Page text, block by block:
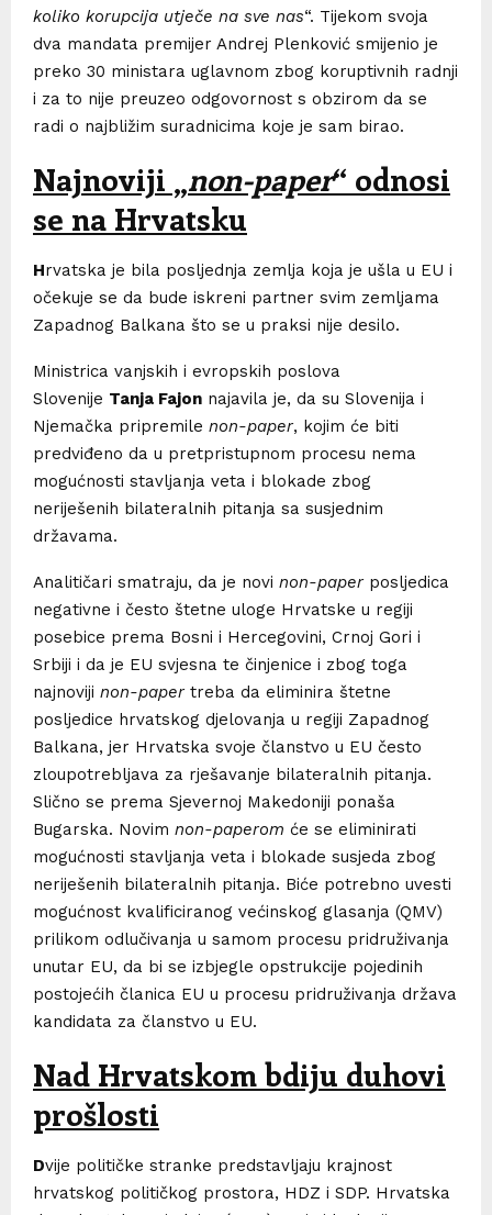
koliko korupcija utječe na sve nas“. Tijekom svoja
dva mandata premijer Andrej Plenković smijenio je
preko 30 ministara uglavnom zbog koruptivnih radnji
i za to nije preuzeo odgovornost s obzirom da se
radi o najbližim suradnicima koje je sam birao.
Najnoviji „non-paper“ odnosi
se na Hrvatsku
Hrvatska je bila posljednja zemlja koja je ušla u EU i
očekuje se da bude iskreni partner svim zemljama
Zapadnog Balkana što se u praksi nije desilo.
Ministrica vanjskih i evropskih poslova
Slovenije Tanja Fajon najavila je, da su Slovenija i
Njemačka pripremile non-paper, kojim će biti
predviđeno da u pretpristupnom procesu nema
mogućnosti stavljanja veta i blokade zbog
neriješenih bilateralnih pitanja sa susjednim
državama.
Analitičari smatraju, da je novi non-paper posljedica
negativne i često štetne uloge Hrvatske u regiji
posebice prema Bosni i Hercegovini, Crnoj Gori i
Srbiji i da je EU svjesna te činjenice i zbog toga
najnoviji non-papertreba da eliminira štetne
posljedice hrvatskog djelovanja u regiji Zapadnog
Balkana, jer Hrvatska svoje članstvo u EU često
zloupotrebljava za rješavanje bilateralnih pitanja.
Slično se prema Sjevernoj Makedoniji ponaša
Bugarska. Novim non-paperom će se eliminirati
mogućnosti stavljanja veta i blokade susjeda zbog
neriješenih bilateralnih pitanja. Biće potrebno uvesti
mogućnost kvalificiranog većinskog glasanja (QMV)
prilikom odlučivanja u samom procesu pridruživanja
unutar EU, da bi se izbjegle opstrukcije pojedinih
postojećih članica EU u procesu pridruživanja država
kandidata za članstvo u EU.
Nad Hrvatskom bdiju duhovi
prošlosti
Dvije političke stranke predstavljaju krajnost
hrvatskog političkog prostora, HDZ i SDP. Hrvatska